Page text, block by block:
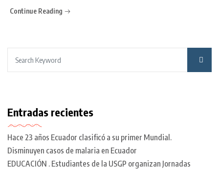
Continue Reading
Entradas recientes
Hace 23 años Ecuador clasificó a su primer Mundial.
Disminuyen casos de malaria en Ecuador
EDUCACIÓN . Estudiantes de la USGP organizan Jornadas